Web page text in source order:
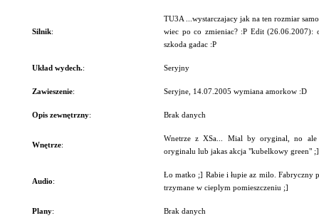
Silnik:
TU3A ...wystarczajacy jak na ten rozmiar
wiec po co zmieniac? :P Edit
szkoda gadac :P
Układ wydech.: Seryjny
Zawieszenie: Seryjne, 14.07.2005 wymiana amorkow :D
Opis zewnętrzny: Brak danych
Wnętrze:
Wnetrze z XSa... Mial by oryginal, no
oryginalu lub jakas akcja "kubelkowy green" ;]
Audio:
Ło matko ;] Rabie i łupie az milo. Fabryczny
trzymane w cieplym pomieszczeniu ;]
Plany: Brak danych